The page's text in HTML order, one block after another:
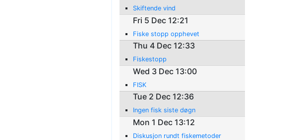
Skiftende vind
Fri 5 Dec 12:21
Fiske stopp opphevet
Thu 4 Dec 12:33
Fiskestopp
Wed 3 Dec 13:00
FISK
Tue 2 Dec 12:36
Ingen fisk siste døgn
Mon 1 Dec 13:12
Diskusjon rundt fiskemetoder